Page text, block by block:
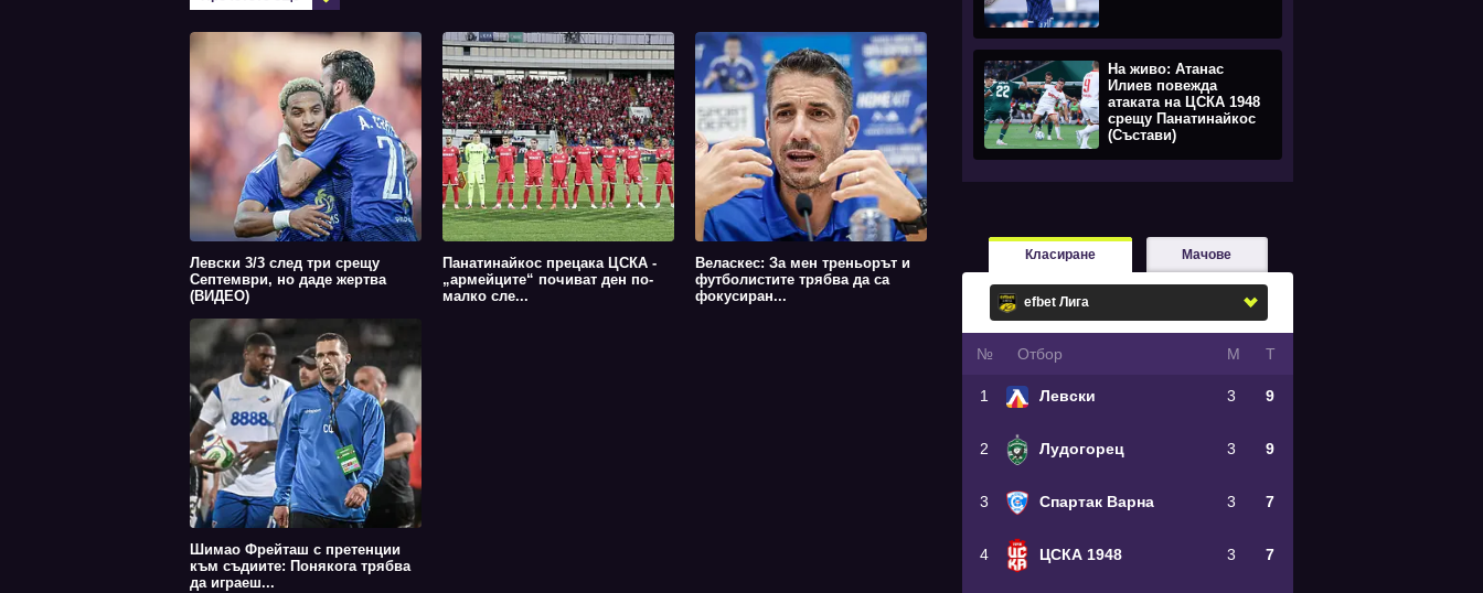
Левски 3/3 след три срещу
Септември, но даде жертва
(ВИДЕО)
Панатинайкос прецака ЦСКА -
„армейците“ почиват ден по-
малко сле...
Веласкес: За мен треньорът и
футболистите трябва да са
фокусиран...
Шимао Фрейташ с претенции
към съдиите: Понякога трябва
да играеш...
На живо: Атанас
Илиев повежда
атаката на ЦСКА 1948
срещу Панатинайкос
(Състави)
Класиране Мачове
№ Oтбор М Т
1 Левски 3 9
2 Лудогорец 3 9
3 Спартак Варна 3 7
4 ЦСКА 1948 3 7